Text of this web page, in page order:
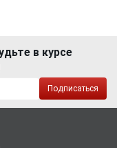
в курсе
Подписаться